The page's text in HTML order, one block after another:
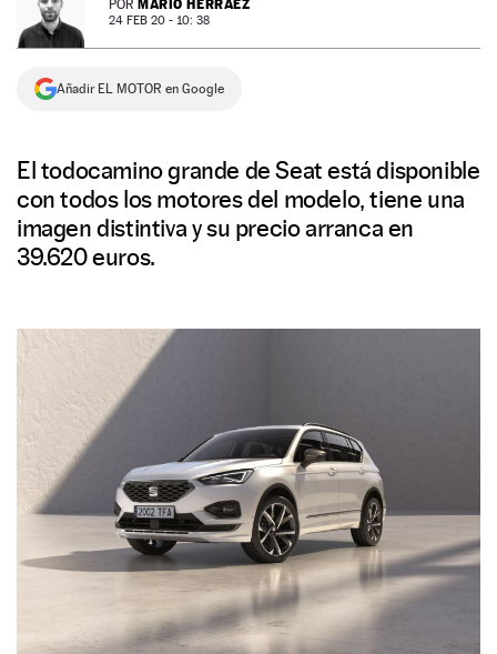
NEWSLETTER
SÍGUENOS
POR MARIO HERRÁEZ
24 FEB 20 - 10: 38
Añadir EL MOTOR en Google
El todocamino grande de Seat está disponible
con todos los motores del modelo, tiene una
imagen distintiva y su precio arranca en
39.620 euros.